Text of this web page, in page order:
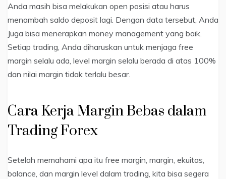
Anda masih bisa melakukan open posisi atau harus
menambah saldo deposit lagi. Dengan data tersebut, Anda
Juga bisa menerapkan money management yang baik.
Setiap trading, Anda diharuskan untuk menjaga free
margin selalu ada, level margin selalu berada di atas 100%
dan nilai margin tidak terlalu besar.
Cara Kerja Margin Bebas dalam
Trading Forex
Setelah memahami apa itu free margin, margin, ekuitas,
balance, dan margin level dalam trading, kita bisa segera